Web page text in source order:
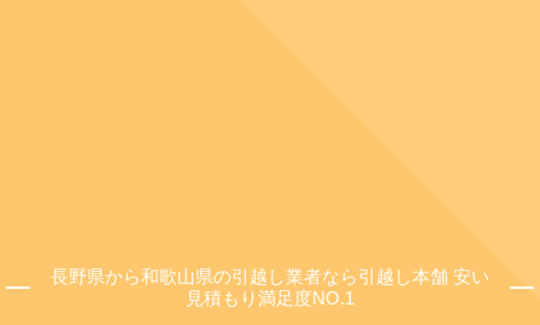
長野県から和歌山県の引越し業者なら引越し本舗 安い
見積もり満足度NO.1